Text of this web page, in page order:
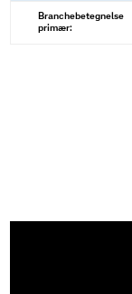
Branchebetegnelse
primær: